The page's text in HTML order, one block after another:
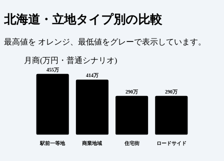
北海道・立地タイプ別の比較
最高値を オレンジ、最低値をグレーで表示しています。
月商(万円・普通シナリオ)
455万
駅前一等地
414万
商業地域
290万
住宅街
290万
ロードサイド